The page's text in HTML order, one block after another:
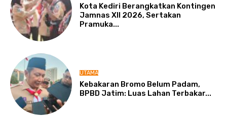
Kota Kediri Berangkatkan Kontingen
Jamnas XII 2026, Sertakan
Pramuka...
UTAMA
Kebakaran Bromo Belum Padam,
BPBD Jatim: Luas Lahan Terbakar...